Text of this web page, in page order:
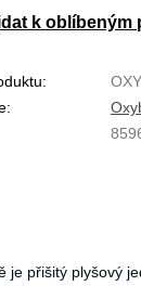
k oblíbeným
přišitý plyšový